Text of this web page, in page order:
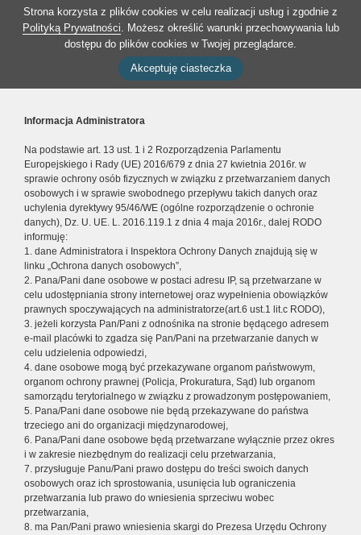
Strona korzysta z plików cookies w celu realizacji usług i zgodnie z
Polityką Prywatności. Możesz określić warunki przechowywania lub
dostępu do plików cookies w Twojej przeglądarce.
Akceptuję ciasteczka
Informacja Administratora
Na podstawie art. 13 ust. 1 i 2 Rozporządzenia Parlamentu
Europejskiego i Rady (UE) 2016/679 z dnia 27 kwietnia 2016r. w
sprawie ochrony osób fizycznych w związku z przetwarzaniem danych
osobowych i w sprawie swobodnego przepływu takich danych oraz
uchylenia dyrektywy 95/46/WE (ogólne rozporządzenie o ochronie
danych), Dz. U. UE. L. 2016.119.1 z dnia 4 maja 2016r., dalej RODO
informuję:
1. dane Administratora i Inspektora Ochrony Danych znajdują się w
linku „Ochrona danych osobowych”,
2. Pana/Pani dane osobowe w postaci adresu IP, są przetwarzane w
celu udostępniania strony internetowej oraz wypełnienia obowiązków
prawnych spoczywających na administratorze(art.6 ust.1 lit.c RODO),
3. jeżeli korzysta Pan/Pani z odnośnika na stronie będącego adresem
e-mail placówki to zgadza się Pan/Pani na przetwarzanie danych w
celu udzielenia odpowiedzi,
4. dane osobowe mogą być przekazywane organom państwowym,
organom ochrony prawnej (Policja, Prokuratura, Sąd) lub organom
samorządu terytorialnego w związku z prowadzonym postępowaniem,
5. Pana/Pani dane osobowe nie będą przekazywane do państwa
trzeciego ani do organizacji międzynarodowej,
6. Pana/Pani dane osobowe będą przetwarzane wyłącznie przez okres
i w zakresie niezbędnym do realizacji celu przetwarzania,
7. przysługuje Panu/Pani prawo dostępu do treści swoich danych
osobowych oraz ich sprostowania, usunięcia lub ograniczenia
przetwarzania lub prawo do wniesienia sprzeciwu wobec
przetwarzania,
8. ma Pan/Pani prawo wniesienia skargi do Prezesa Urzędu Ochrony